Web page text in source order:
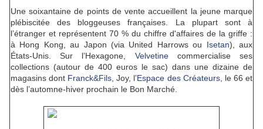
Une soixantaine de points de vente accueillent la jeune marque
plébiscitée des bloggeuses françaises. La plupart sont à
l’étranger et représentent 70 % du chiffre d'affaires de la griffe :
à Hong Kong, au Japon (via United Harrows ou Isetan), aux
États-Unis. Sur l’Hexagone, Velvetinecommercialise ses
collections (autour de 400 euros le sac) dans une dizaine de
magasins dont Franck&Fils , Joy, l’Espace des Créateurs, le 66 et
dès l’automne-hiver prochain le Bon Marché.